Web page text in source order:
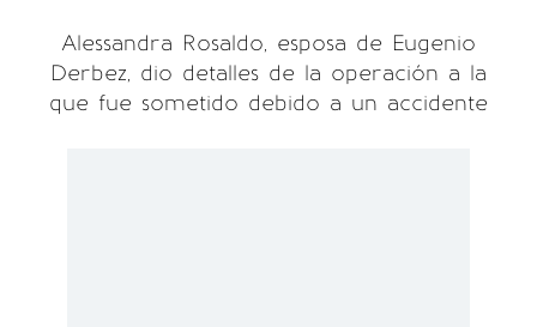
Alessandra Rosaldo, esposa de Eugenio
Derbez, dio detalles de la operación a la
que fue sometido debido a un accidente